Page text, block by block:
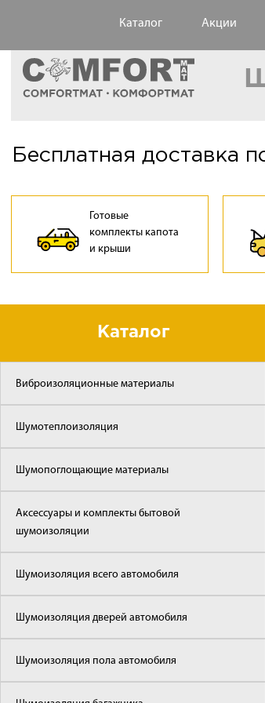
Каталог Акции
Бесплатная доставка
Готовые
комплекты капота
и крыши
Каталог
Виброизоляционные материалы
Шумотеплоизоляция
Шумопоглощающие материалы
Аксессуары и комплекты бытовой
шумоизоляции
Шумоизоляция всего автомобиля
Шумоизоляция дверей автомобиля
Шумоизоляция пола автомобиля